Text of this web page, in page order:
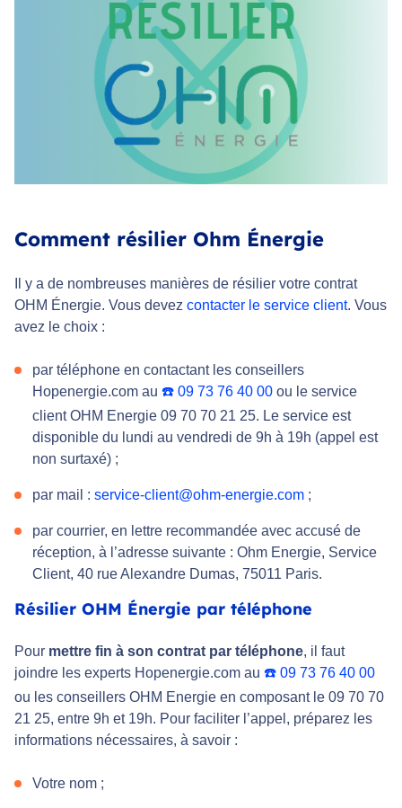
Comment résilier Ohm Énergie
Il y a de nombreuses manières de résilier votre contrat
OHM Énergie. Vous devez contacter le service client. Vous
avez le choix :
par téléphone en contactant les conseillers
Hopenergie.com au ☎️ 09 73 76 40 00 ou le service
client OHM Energie 09 70 70 21 25. Le service est
disponible du lundi au vendredi de 9h à 19h (appel est
non surtaxé) ;
par mail : service-client@ohm-energie.com ;
par courrier, en lettre recommandée avec accusé de
réception, à l’adresse suivante : Ohm Energie, Service
Client, 40 rue Alexandre Dumas, 75011 Paris.
Résilier OHM Énergie par téléphone
Pour mettre fin à son contrat par téléphone, il faut
joindre les experts Hopenergie.com au ☎️ 09 73 76 40 00
ou les conseillers OHM Energie en composant le 09 70 70
21 25, entre 9h et 19h. Pour faciliter l’appel, préparez les
informations nécessaires, à savoir :
Votre nom ;